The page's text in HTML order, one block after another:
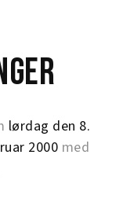
lørdag den 8.
2000 med